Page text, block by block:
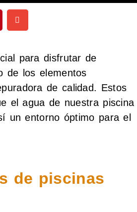
para disfrutar de
de los elementos
de calidad. Estos
el agua de nuestra piscina
un entorno óptimo para el
de piscinas